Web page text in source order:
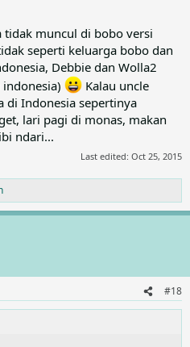
aslinya, Sergio Cavina ,
colorist untuk komik Disney
waktu di tahun 2000-
foto-foto profil mereka
di google tidak ada
teman bisa menemukannya?
muncul di bobo versi
seperti keluarga bobo dan
Debbie dan Wolla2
Kalau uncle
di Indonesia sepertinya
lari pagi di monas, makan
ndari...
Last edited: Oct 25, 2015
#18